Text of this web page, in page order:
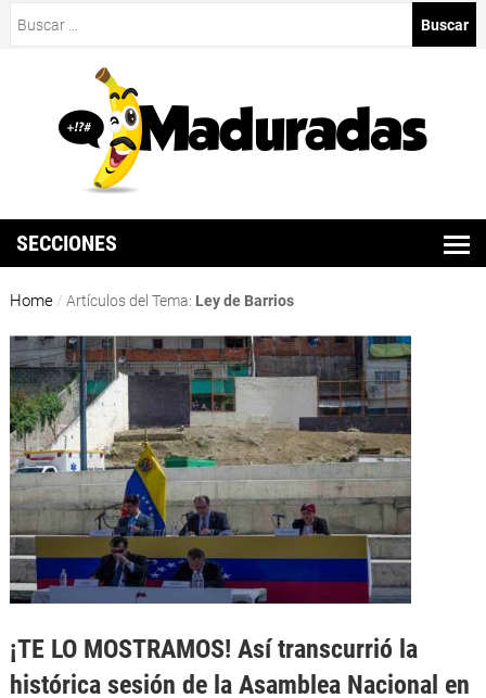
SECCIONES
Home / Artículos del Tema: Ley de Barrios
¡TE LO MOSTRAMOS! Así transcurrió la
histórica sesión de la Asamblea Nacional en